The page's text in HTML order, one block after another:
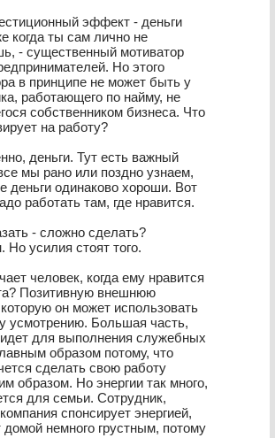
эффект - деньги
когда ты сам лично не
- существенный мотиватор
Но этого
в принципе не может быть у
работающего по найму, не
собственником бизнеса. Что
на работу?
деньги. Тут есть важный
мы рано или поздно узнаем,
деньги одинаково хороши. Вот
работать там, где нравится.
- сложно сделать?
Но усилия стоят того.
человек, когда ему нравится
Позитивную внешнюю
он может использовать
усмотрению. Большая часть,
идет для выполнения служебных
образом потому, что
сделать свою работу
образом. Но энергии так много,
для семьи. Сотрудник,
спонсирует энергией,
домой немного грустным, потому